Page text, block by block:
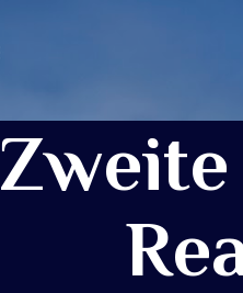
Zweite